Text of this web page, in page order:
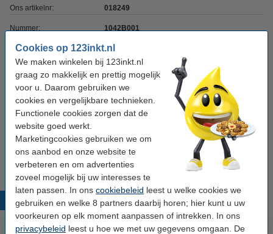
Cookies op 123inkt.nl
We maken winkelen bij 123inkt.nl
graag zo makkelijk en prettig mogelijk
voor u. Daarom gebruiken we
cookies en vergelijkbare technieken.
Functionele cookies zorgen dat de
website goed werkt.
Marketingcookies gebruiken we om
ons aanbod en onze website te
verbeteren en om advertenties
zoveel mogelijk bij uw interesses te
laten passen. In ons cookiebeleid leest u welke cookies we
gebruiken en welke 8 partners daarbij horen; hier kunt u uw
voorkeuren op elk moment aanpassen of intrekken. In ons
privacybeleid leest u hoe we met uw gegevens omgaan. De
Ons artikelnr: 018249
Nummer: 1042B001
Tip: complete set bestellen
Canon aanbieding: voor Pixma Pro 9500 (2
zwart + 8 kleuren) (123inkt huismerk)
€ 52,50
Tip
Wij adviseren u om deze cartridge i.p.v. de originele cartridge te
nemen.
Populaire producten